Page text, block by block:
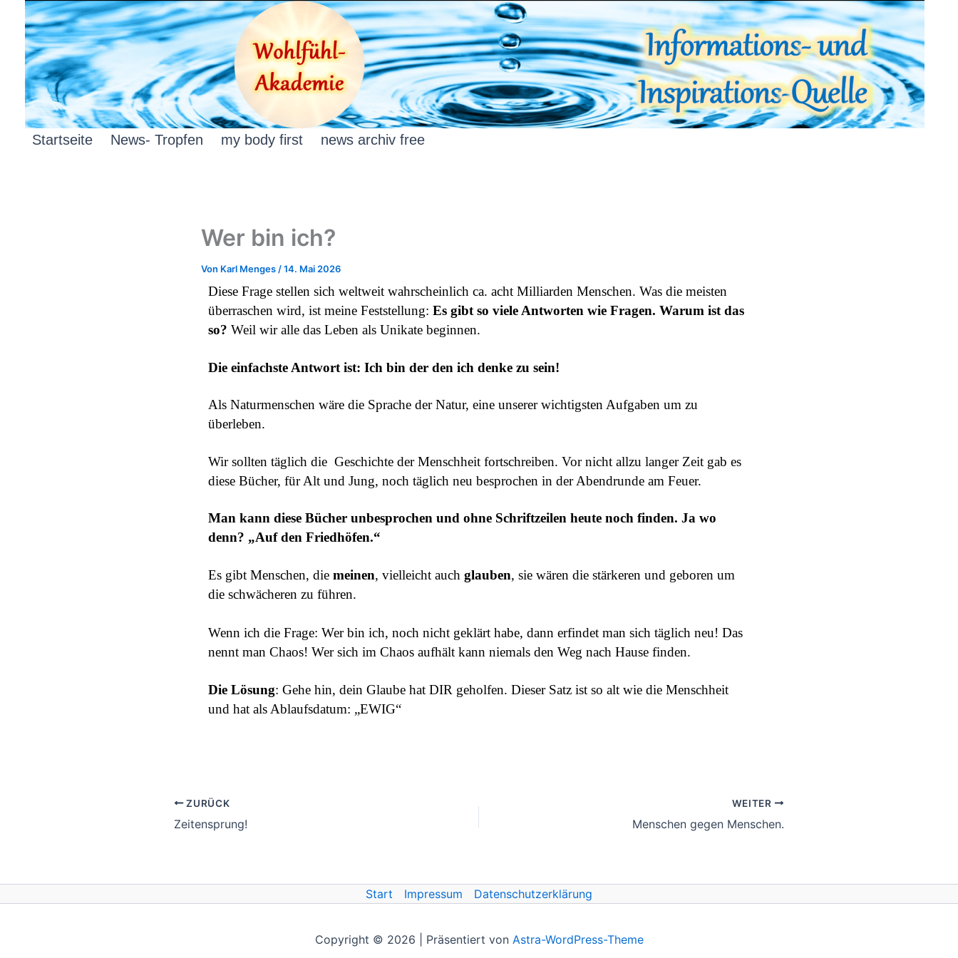
Inhalt
springen
Startseite News- Tropfen my body first news archiv free
Wer bin ich?
Von Karl Menges /14. Mai 2026
Diese Frage stellen sich weltweit wahrscheinlich ca. acht Milliarden Menschen. Was die meisten
überraschen wird, ist meine Feststellung: Es gibt so viele Antworten wie Fragen. Warum ist das
so? Weil wir alle das Leben als Unikate beginnen.
Die einfachste Antwort ist: Ich bin der den ich denke zu sein!
Als Naturmenschen wäre die Sprache der Natur, eine unserer wichtigsten Aufgaben um zu
überleben.
Wir sollten täglich die Geschichte der Menschheit fortschreiben. Vor nicht allzu langer Zeit gab es
diese Bücher, für Alt und Jung, noch täglich neu besprochen in der Abendrunde am Feuer.
Man kann diese Bücher unbesprochen und ohne Schriftzeilen heute noch finden. Ja wo
denn? „Auf den Friedhöfen.“
Es gibt Menschen, die meinen, vielleicht auch glauben, sie wären die stärkeren und geboren um
die schwächeren zu führen.
Wenn ich die Frage: Wer bin ich, noch nicht geklärt habe, dann erfindet man sich täglich neu! Das
nennt man Chaos! Wer sich im Chaos aufhält kann niemals den Weg nach Hause finden.
Die Lösung: Gehe hin, dein Glaube hat DIR geholfen. Dieser Satz ist so alt wie die Menschheit
und hat als Ablaufsdatum: „EWIG“
ZURÜCK
Zeitensprung!
WEITER
Menschen gegen Menschen.
Start Impressum Datenschutzerklärung
Copyright © 2026 | Präsentiert von Astra-WordPress-Theme